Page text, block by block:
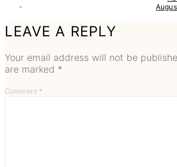
LEAVE A REPLY
Your email address will not be
are marked *
Comment *